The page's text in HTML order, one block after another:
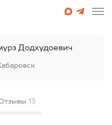
Додхудоевич
13